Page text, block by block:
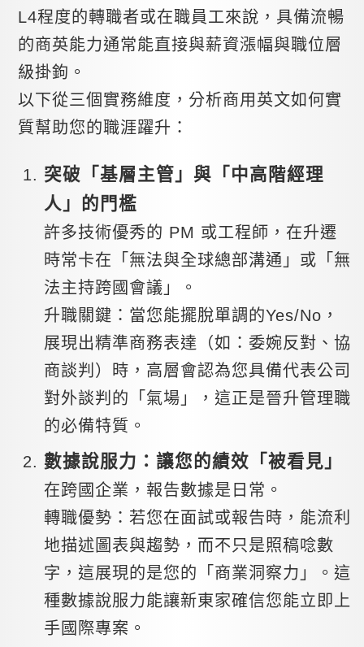
L4程度的轉職者或在職員工來說，具備流暢
的商英能力通常能直接與薪資漲幅與職位層
級掛鉤。
以下從三個實務維度，分析商用英文如何實
質幫助您的職涯躍升：
突破「基層主管」與「中高階經理
人」的門檻
許多技術優秀的 PM 或工程師，在升遷
時常卡在「無法與全球總部溝通」或「無
法主持跨國會議」。
升職關鍵：當您能擺脫單調的Yes/No，
展現出精準商務表達（如：委婉反對、協
商談判）時，高層會認為您具備代表公司
對外談判的「氣場」，這正是晉升管理職
的必備特質。
數據說服力：讓您的績效「被看見」
在跨國企業，報告數據是日常。
轉職優勢：若您在面試或報告時，能流利
地描述圖表與趨勢，而不只是照稿唸數
字，這展現的是您的「商業洞察力」。這
種數據說服力能讓新東家確信您能立即上
手國際專案。